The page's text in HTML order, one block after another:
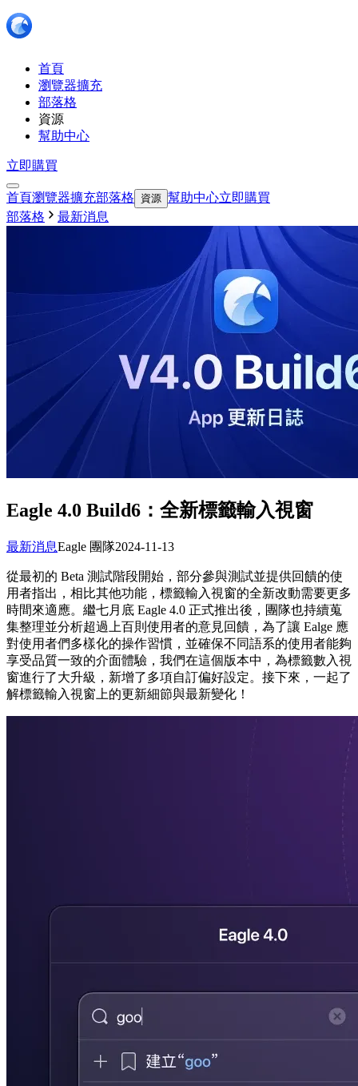
首頁
瀏覽器擴充
部落格
資源
幫助中心
立即購買
首頁瀏覽器擴充部落格 資源 幫助中心立即購買
部落格
最新消息
Eagle 4.0 Build6：全新標籤輸入視窗
最新消息Eagle 團隊2024-11-13
從最初的 Beta 測試階段開始，部分參與測試並提供回饋的使
用者指出，相比其他功能，標籤輸入視窗的全新改動需要更多
時間來適應。繼七月底 Eagle 4.0 正式推出後，團隊也持續蒐
集整理並分析超過上百則使用者的意見回饋，為了讓 Ealge 應
對使用者們多樣化的操作習慣，並確保不同語系的使用者能夠
享受品質一致的介面體驗，我們在這個版本中，為標籤數入視
窗進行了大升級，新增了多項自訂偏好設定。接下來，一起了
解標籤輸入視窗上的更新細節與最新變化！